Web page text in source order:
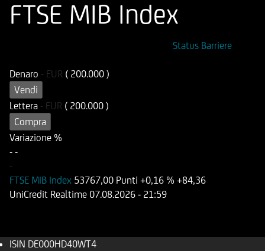
FTSE MIB Index
Status Barriere
Denaro - EUR ( 200.000 )
Vendi
Lettera - EUR ( 200.000 )
Compra
Variazione %
- -
-
FTSE MIB Index 53767,00 Punti +0,16 % +84,36
UniCredit Realtime 07.08.2026 - 21:59
ISIN DE000HD40WT4